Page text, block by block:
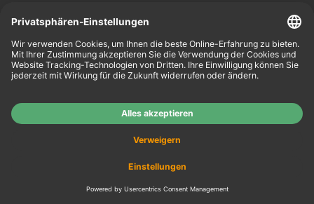
Vertrag widerrufen
Mein Konto
Information